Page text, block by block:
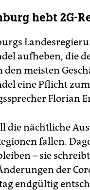
hebt 2G-
aufheben, die
den meisten
eine Pflicht
Florian
die nächtliche
fallen.
– sie
der
endgültig